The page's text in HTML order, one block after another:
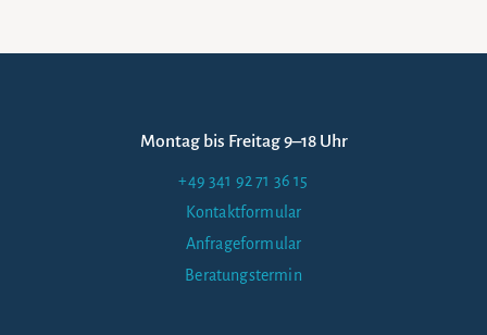
Montag bis Freitag 9–18 Uhr
+49 341 92 71 36 15
Kontaktformular
Anfrageformular
Beratungstermin